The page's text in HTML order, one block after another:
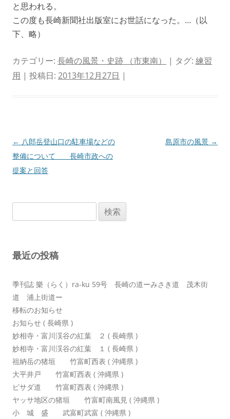
と思われる。
この度も長崎新聞社出版室にお世話になった。…（以
下、略）
カテゴリー: 長崎の風景・史跡 （市東南） | タグ: 練習
用 | 投稿日: 2013年12月27日 |
投
稿
ナ
ン
← 八郎岳登山口の駐車場などの
整備について 長崎市政への
提案と回答
島原市の風景 →
索:
最近の投稿
季刊誌 樂（らく）ra-ku 59号 長崎の道ーみさき道 茂木街
道 浦上街道ー
移転のお知らせ
お知らせ ( 長崎県 )
妙相寺・富川渓谷の紅葉 ２ ( 長崎県 )
妙相寺・富川渓谷の紅葉 １ ( 長崎県 )
祖納岳の猪垣 竹富町西表 ( 沖縄県 )
大平井戸 竹富町西表 ( 沖縄県 )
ピサダ道 竹富町西表 ( 沖縄県 )
ヤッサ地区の猪垣 竹富町南風見 ( 沖縄県 )
小 城 盛 武富町武富 ( 沖縄県 )